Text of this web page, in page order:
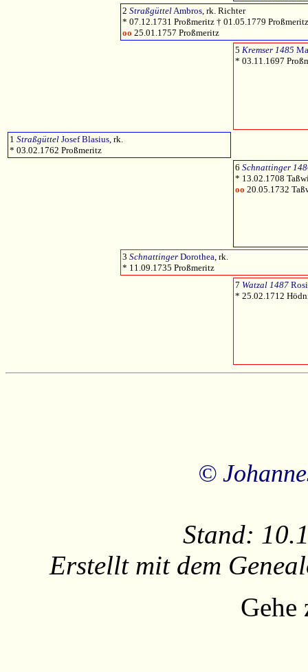
2 StraßgüttelAmbros, rk. Richter
* 07.12.1731 Proßmeritz † 01.05.1779 Proßmeritz
oo 25.01.1757 Proßmeritz
5 Kremser 1485
* 03.11.1697
1 Straßgüttel Josef Blasius, rk.
* 03.02.1762 Proßmeritz
6 Schnattinger
* 13.02.1708
oo 20.05.1732
3 Schnattinger Dorothea, rk.
* 11.09.1735 Proßmeritz
7 Watzal 1487
* 25.02.1712
©
Stand:
Erstellt mit dem